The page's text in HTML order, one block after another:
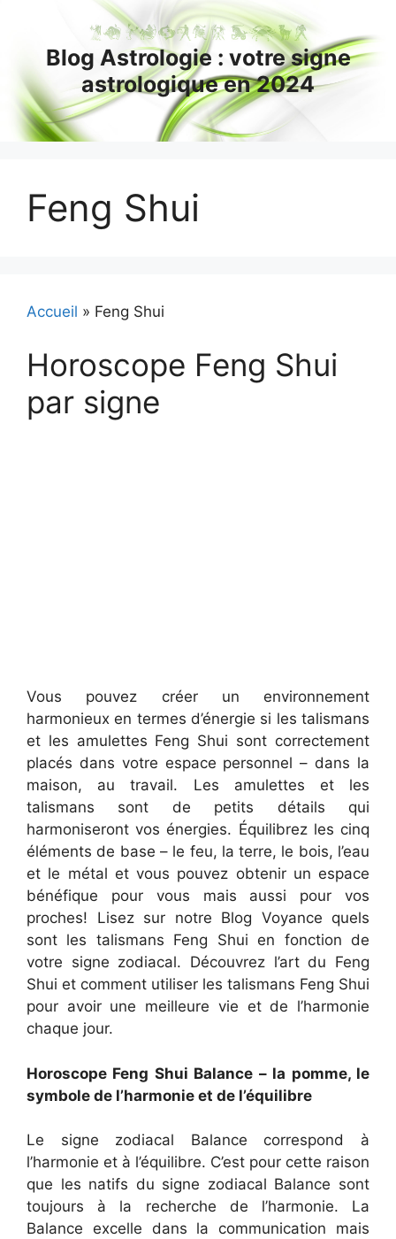
contenuBlog Astrologie : votre signe
astrologique en 2024
Feng Shui
Accueil » Feng Shui
Horoscope Feng Shui
par signe
Vous pouvez créer un environnement
harmonieux en termes d’énergie si les talismans
et les amulettes Feng Shui sont correctement
placés dans votre espace personnel – dans la
maison, au travail. Les amulettes et les
talismans sont de petits détails qui
harmoniseront vos énergies. Équilibrez les cinq
éléments de base – le feu, la terre, le bois, l’eau
et le métal et vous pouvez obtenir un espace
bénéfique pour vous mais aussi pour vos
proches! Lisez sur notre Blog Voyance quels
sont les talismans Feng Shui en fonction de
votre signe zodiacal. Découvrez l’art du Feng
Shui et comment utiliser les talismans Feng Shui
pour avoir une meilleure vie et de l’harmonie
chaque jour.
Horoscope Feng Shui Balance – la pomme, le
symbole de l’harmonie et de l’équilibre
Le signe zodiacal Balance correspond à
l’harmonie et à l’équilibre. C’est pour cette raison
que les natifs du signe zodiacal Balance sont
toujours à la recherche de l’harmonie. La
Balance excelle dans la communication mais